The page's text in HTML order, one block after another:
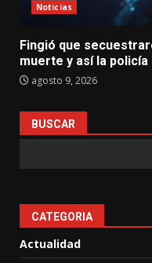
Noticias
Fingió que
muerte y así la
agosto 9, 2026
BUSCAR
CATEGORIA
Actualidad